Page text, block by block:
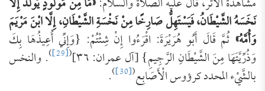
‌نَخَسَهُ الشَّيْطَانُ، فَيَسْتَهِلُّ صَارِخًا مِنْ نَخْسَةِ الشَّيْطَانِ، إِلَّا ابْنَ مَرْيَمَ
وَأُمَّهُ» ثُمَّ قَالَ أَبُو هُرَيْرَةَ: اقْرَءُوا إِنْ شِئْتُمْ: {وَإِنِّي أُعِيذُهَا بِكَ
وَذُرِّيَّتَهَا مِنَ الشَّيْطَانِ الرَّجِيمِ} [آل عمران: ٣٦] (
[29]
). والنخس
بالشَّيْء المحدد كرؤوس الْأَصَابِع(
[30]
)
.